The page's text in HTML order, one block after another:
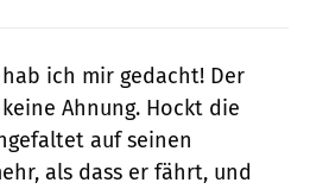
hab ich mir gedacht! Der
Ahnung. Hockt die
auf seinen
als dass er fährt, und